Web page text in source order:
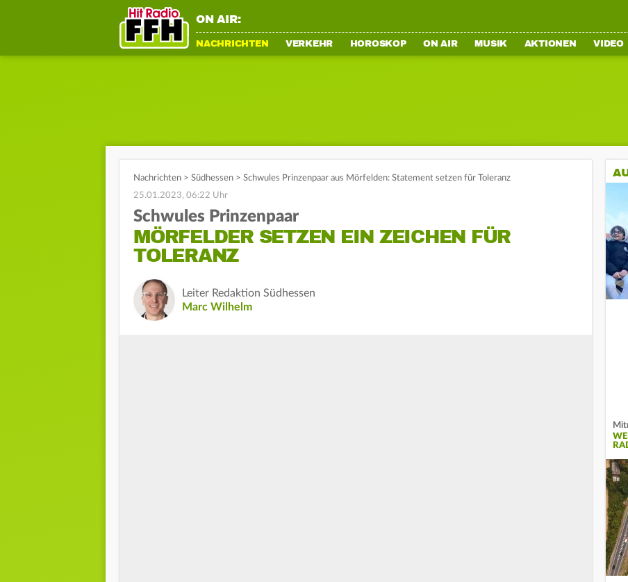
ON AIR:
NACHRICHTEN VERKEHR HOROSKOP ON AIR MUSIK AKTIONEN VIDEO
Nachrichten > Südhessen > Schwules Prinzenpaar aus Mörfelden: Statement setzen für Toleranz
25.01.2023, 06:22 Uhr
Schwules Prinzenpaar
MÖRFELDER SETZEN EIN ZEICHEN FÜR
TOLERANZ
Leiter Redaktion Südhessen
Marc Wilhelm